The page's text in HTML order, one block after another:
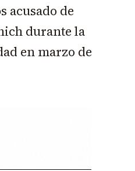
acusado de
durante la
en marzo de